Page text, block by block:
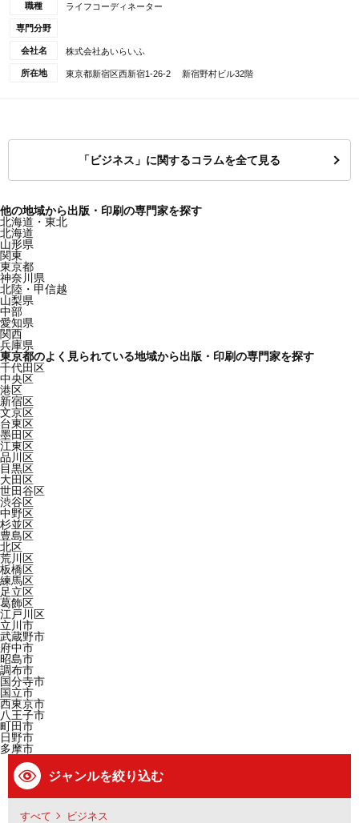
職種 ライフコーディネーター
専門分野
会社名 株式会社あいらいふ
所在地 東京都新宿区西新宿1-26-2 新宿野村ビル32階
「ビジネス」に関するコラムを全て見る
他の地域から出版・印刷の専門家を探す
北海道・東北
北海道
山形県
関東
東京都
神奈川県
北陸・甲信越
山梨県
中部
愛知県
関西
兵庫県
東京都のよく見られている地域から出版・印刷の専門家を探す
千代田区
中央区
港区
新宿区
文京区
台東区
墨田区
江東区
品川区
目黒区
大田区
世田谷区
渋谷区
中野区
杉並区
豊島区
北区
荒川区
板橋区
練馬区
足立区
葛飾区
江戸川区
立川市
武蔵野市
府中市
昭島市
調布市
国分寺市
国立市
西東京市
八王子市
町田市
日野市
多摩市
ジャンルを絞り込む
すべて ビジネス